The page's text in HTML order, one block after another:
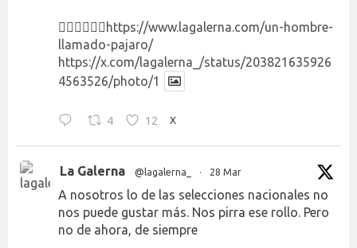
👉🏻👉🏻👉🏻 https://www.lagalerna.com/un-hombre-
llamado-pajaro/
https://x.com/lagalerna_/status/203821635926
4563526/photo/1
4 12 X
La Galerna @lagalerna_ · 28 Mar
A nosotros lo de las selecciones nacionales no
nos puede gustar más. Nos pirra ese rollo. Pero
no de ahora, de siempre